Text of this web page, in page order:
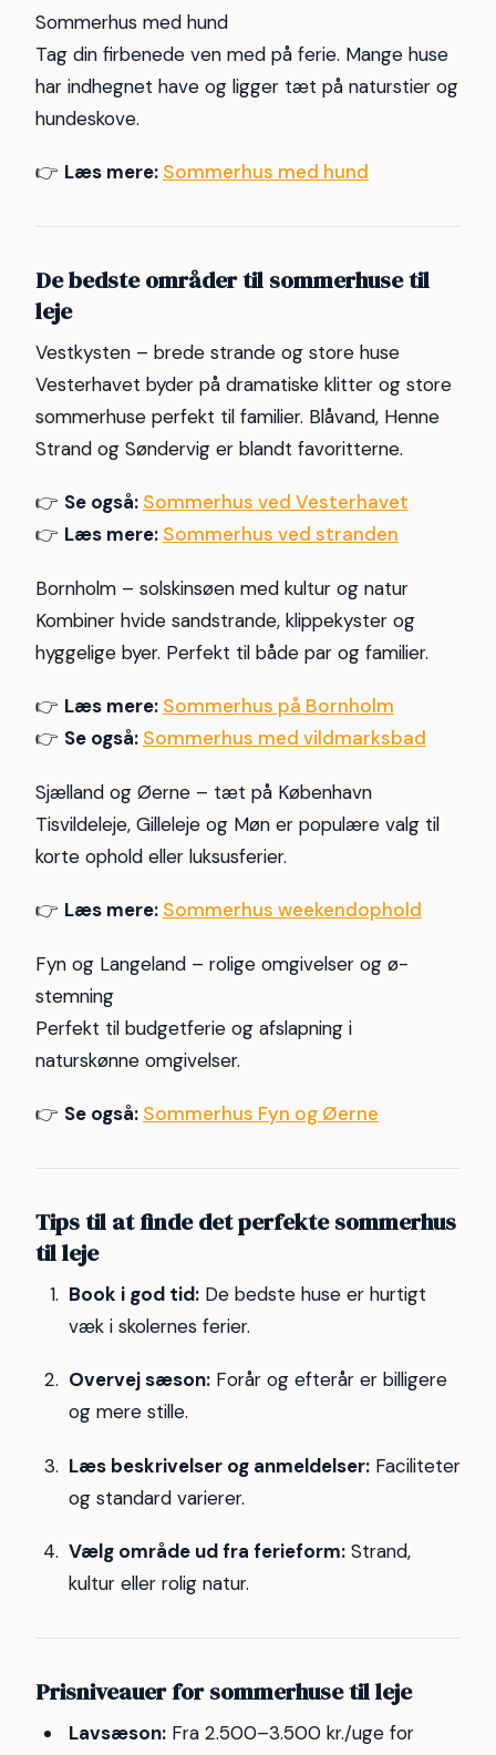
Sommerhus med hund
Tag din firbenede ven med på ferie. Mange huse
har indhegnet have og ligger tæt på naturstier og
hundeskove.
👉 Læs mere: Sommerhus med hund
De bedste områder til sommerhuse til
leje
Vestkysten – brede strande og store huse
Vesterhavet byder på dramatiske klitter og store
sommerhuse perfekt til familier. Blåvand, Henne
Strand og Søndervig er blandt favoritterne.
👉 Se også: Sommerhus ved Vesterhavet
👉 Læs mere: Sommerhus ved stranden
Bornholm – solskinsøen med kultur og natur
Kombiner hvide sandstrande, klippekyster og
hyggelige byer. Perfekt til både par og familier.
👉 Læs mere: Sommerhus på Bornholm
👉 Se også: Sommerhus med vildmarksbad
Sjælland og Øerne – tæt på København
Tisvildeleje, Gilleleje og Møn er populære valg til
korte ophold eller luksusferier.
👉 Læs mere: Sommerhus weekendophold
Fyn og Langeland – rolige omgivelser og ø-
stemning
Perfekt til budgetferie og afslapning i
naturskønne omgivelser.
👉 Se også: Sommerhus Fyn og Øerne
Tips til at finde det perfekte sommerhus
til leje
Book i god tid:De bedste huse er hurtigt
væk i skolernes ferier.
Overvej sæson:Forår og efterår er billigere
og mere stille.
Læs beskrivelser og anmeldelser:Faciliteter
og standard varierer.
Vælg område ud fra ferieform:Strand,
kultur eller rolig natur.
Prisniveauer for sommerhuse til leje
Lavsæson:Fra 2.500–3.500 kr./uge for